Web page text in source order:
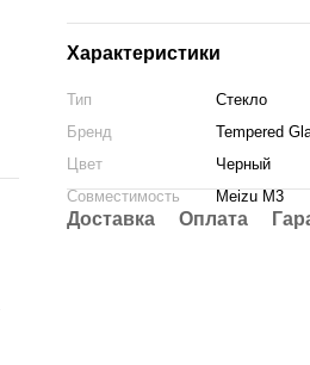
Характеристики
Тип
Стекло
Бренд
Tempered
Цвет
Черный
Совместимость
Meizu M3
Доставка Оплата